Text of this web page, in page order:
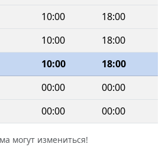
10:00
18:00
10:00
18:00
10:00
18:00
00:00
00:00
00:00 00:00
могут измениться!